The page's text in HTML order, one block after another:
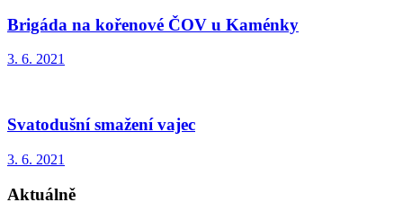
Brigáda na kořenové ČOV u Kaménky
3. 6. 2021
Svatodušní smažení vajec
3. 6. 2021
Aktuálně